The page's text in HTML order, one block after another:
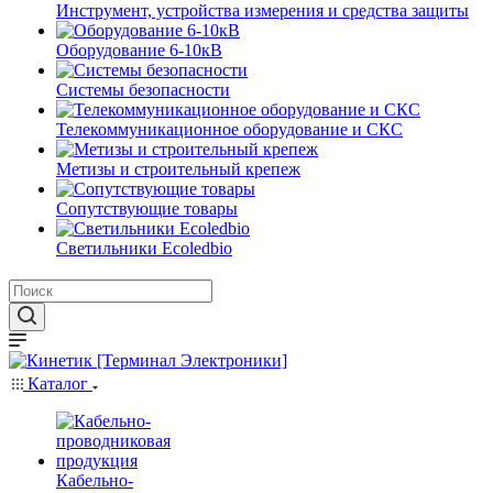
Инструмент, устройства измерения и средства защиты
Оборудование 6-10кВ
Системы безопасности
Телекоммуникационное оборудование и СКС
Метизы и строительный крепеж
Сопутствующие товары
Светильники Ecoledbio
Каталог
Кабельно-